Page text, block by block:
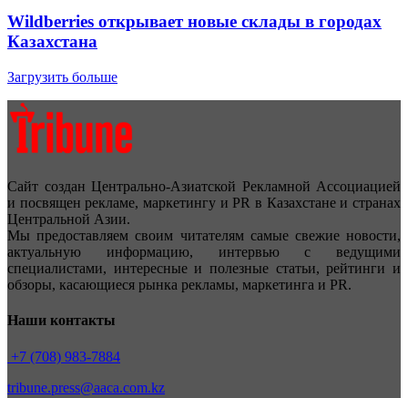
Wildberries открывает новые склады в городах
Казахстана
Загрузить больше
Сайт создан Центрально-Азиатской Рекламной Ассоциацией
и посвящен рекламе, маркетингу и PR в Казахстане и странах
Центральной Азии.
Мы предоставляем своим читателям самые свежие новости,
актуальную информацию, интервью с ведущими
специалистами, интересные и полезные статьи, рейтинги и
обзоры, касающиеся рынка рекламы, маркетинга и PR.
Наши контакты
+7 (708) 983-7884
tribune.press@aaca.com.kz